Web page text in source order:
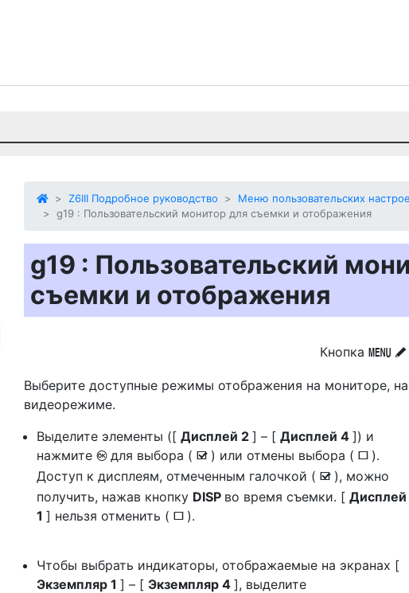
Z6III Подробное руководство
Меню пользовательских
g19 : Пользовательский монитор для съемки и отображения
g19 : Пользовательский
съемки и отображения
Кнопка G A
Выберите доступные режимы отображения на мониторе,
видеорежиме.
Выделите элементы ([ Дисплей 2 ] – [ Дисплей 4 ]) и
нажмите J для выбора ( M ) или отмены выбора ( U ).
Доступ к дисплеям, отмеченным галочкой ( M ), можно
получить, нажав кнопку DISP во время съемки. [ Дисплей
1 ] нельзя отменить ( U ).
Чтобы выбрать индикаторы, отображаемые на экранах [
Экземпляр 1 ] – [ Экземпляр 4 ], выделите